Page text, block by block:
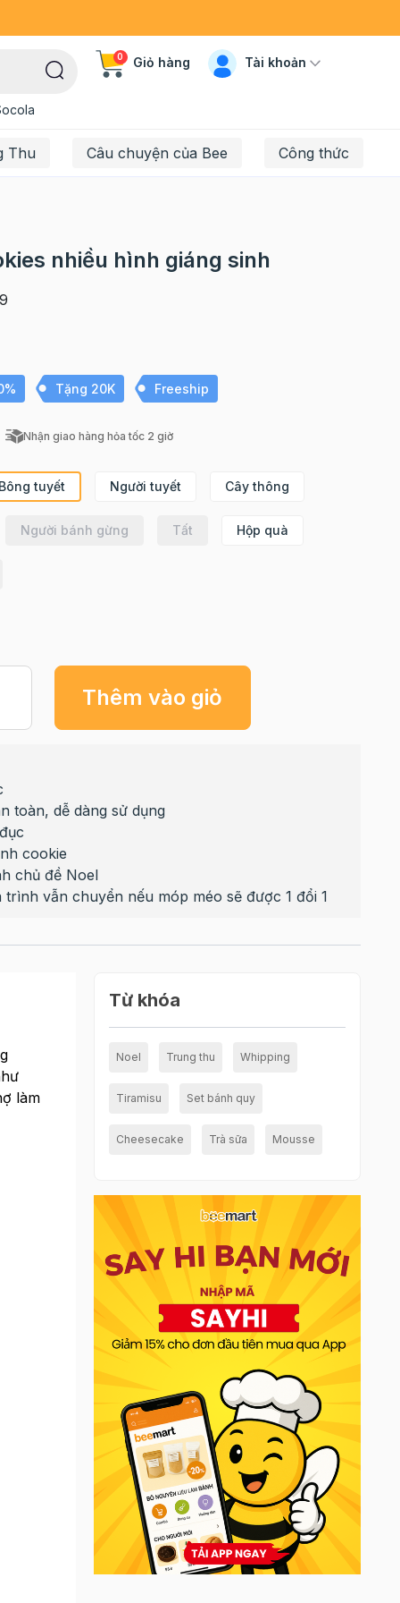
0 Giỏ hàng Tài khoản
Thu Câu chuyện của Bee Công thức
nhiều hình giáng sinh
Tặng 20K Freeship
Nhận giao hàng hỏa tốc 2 giờ
tuyết Người tuyết Cây thông
Người bánh gừng Tất Hộp quà
Thêm vào giỏ
toàn, dễ dàng sử dụng
cookie
chủ đề Noel
vẫn chuyển nếu móp méo sẽ được 1 đổi 1
làm
Từ khóa
Noel Trung thu Whipping
Tiramisu Set bánh quy
Cheesecake Trà sữa Mousse